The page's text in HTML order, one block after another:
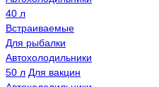
40 л
Встраиваемые
Для рыбалки
Автохолодильники
50 л Для вакцин